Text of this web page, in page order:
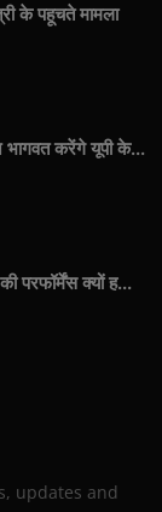
के पहूचते मामला
करेंगे यूपी के...
परफॉर्मेंस क्यों ह...
updates and